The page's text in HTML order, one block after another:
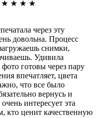
★ ★ ★ ★
через эту
довольна. Процесс
снимки,
Удивила
готовы через пару
впечатляет, цвета
что все было
вернусь и
интересует эта
кто ценит качественную